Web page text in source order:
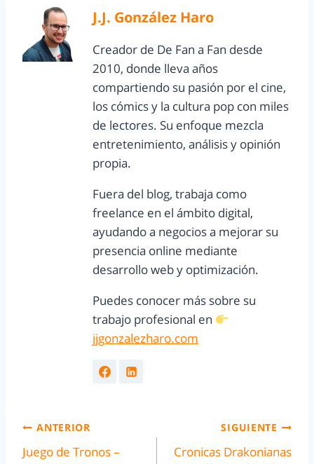
J.J. González Haro
Creador de De Fan a Fan desde
2010, donde lleva años
compartiendo su pasión por el cine,
los cómics y la cultura pop con miles
de lectores. Su enfoque mezcla
entretenimiento, análisis y opinión
propia.
Fuera del blog, trabaja como
freelance en el ámbito digital,
ayudando a negocios a mejorar su
presencia online mediante
desarrollo web y optimización.
Puedes conocer más sobre su
trabajo profesional en
jjgonzalezharo.com
ANTERIOR
Juego de Tronos –
SIGUIENTE
Cronicas Drakonianas